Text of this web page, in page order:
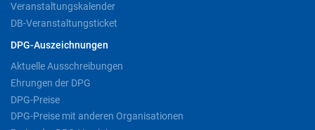
Veranstaltungskalender
DB-Veranstaltungsticket
DPG-Auszeichnungen
Aktuelle Ausschreibungen
Ehrungen der DPG
DPG-Preise
DPG-Preise mit anderen Organisationen